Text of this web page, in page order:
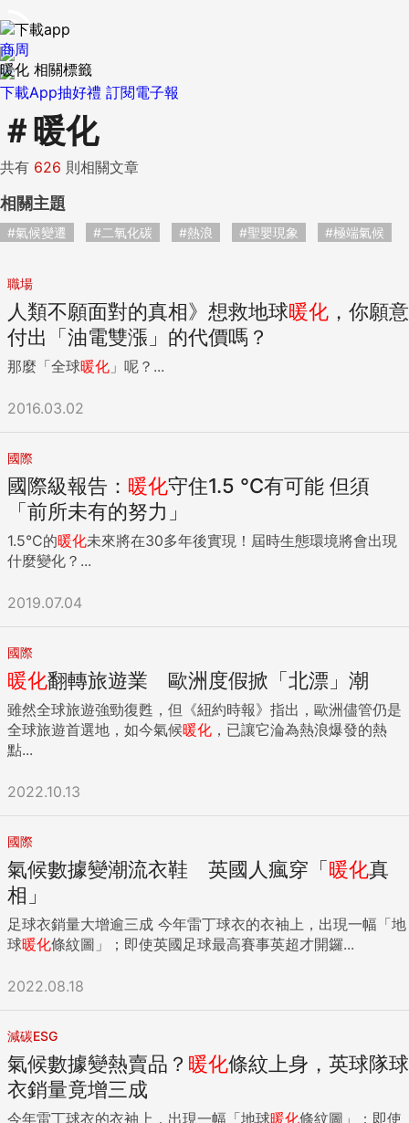
下載App抽好禮 訂閱電子報
商周
暖化 相關標籤
＃暖化
共有 626 則相關文章
相關主題
#氣候變遷 #二氧化碳 #熱浪 #聖嬰現象 #極端氣候
職場
人類不願面對的真相》想救地球暖化 ，你願意
付出「油電雙漲」的代價嗎？
那麼「全球暖化 」呢？...
2016.03.02
國際
國際級報告： 暖化守住1.5 °C有可能 但須
「前所未有的努力」
1.5°C的暖化未來將在30多年後實現！屆時生態環境將會出現
什麼變化？...
2019.07.04
國際
暖化翻轉旅遊業 歐洲度假掀「北漂」潮
雖然全球旅遊強勁復甦，但《紐約時報》指出，歐洲儘管仍是
全球旅遊首選地，如今氣候暖化 ，已讓它淪為熱浪爆發的熱
點...
2022.10.13
國際
氣候數據變潮流衣鞋 英國人瘋穿「暖化真
相」
足球衣銷量大增逾三成 今年雷丁球衣的衣袖上，出現一幅「地
球暖化條紋圖」；即使英國足球最高賽事英超才開鑼...
2022.08.18
減碳ESG
氣候數據變熱賣品？ 暖化條紋上身，英球隊球
衣銷量竟增三成
今年雷丁球衣的衣袖上，出現一幅「地球暖化條紋圖」；即使